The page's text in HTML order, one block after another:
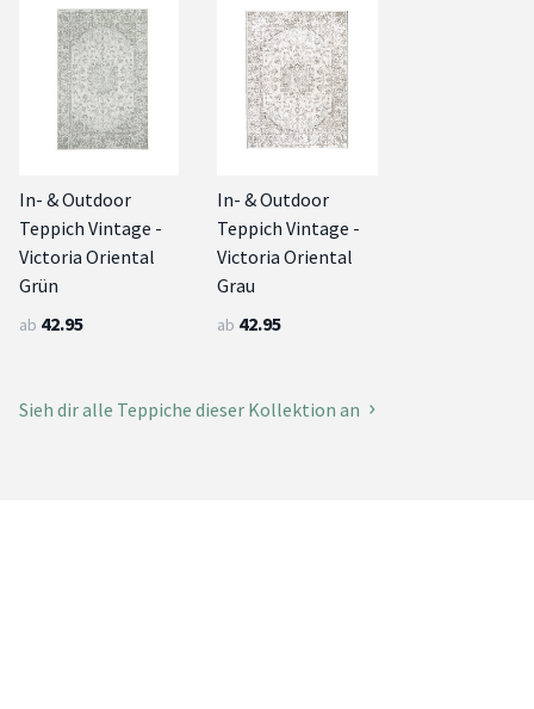
In- & Outdoor
Teppich Vintage -
Victoria Oriental
Grün
ab 42.95
In- & Outdoor
Teppich Vintage -
Victoria Oriental
Grau
ab 42.95
Sieh dir alle Teppiche dieser Kollektion an